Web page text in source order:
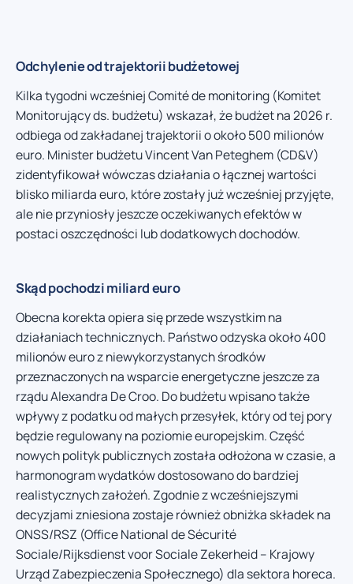
Odchylenie od trajektorii budżetowej
Kilka tygodni wcześniej Comité de monitoring (Komitet
Monitorujący ds. budżetu) wskazał, że budżet na 2026 r.
odbiega od zakładanej trajektorii o około 500 milionów
euro. Minister budżetu Vincent Van Peteghem (CD&V)
zidentyfikował wówczas działania o łącznej wartości
blisko miliarda euro, które zostały już wcześniej przyjęte,
ale nie przyniosły jeszcze oczekiwanych efektów w
postaci oszczędności lub dodatkowych dochodów.
Skąd pochodzi miliard euro
Obecna korekta opiera się przede wszystkim na
działaniach technicznych. Państwo odzyska około 400
milionów euro z niewykorzystanych środków
przeznaczonych na wsparcie energetyczne jeszcze za
rządu Alexandra De Croo. Do budżetu wpisano także
wpływy z podatku od małych przesyłek, który od tej pory
będzie regulowany na poziomie europejskim. Część
nowych polityk publicznych została odłożona w czasie, a
harmonogram wydatków dostosowano do bardziej
realistycznych założeń. Zgodnie z wcześniejszymi
decyzjami zniesiona zostaje również obniżka składek na
ONSS/RSZ (Office National de Sécurité
Sociale/Rijksdienst voor Sociale Zekerheid – Krajowy
Urząd Zabezpieczenia Społecznego) dla sektora horeca.